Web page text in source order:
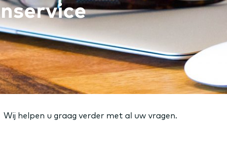
Wij helpen u graag verder met al uw vragen.